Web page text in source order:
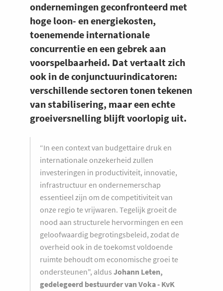
ondernemingen geconfronteerd met
hoge loon- en energiekosten,
toenemende internationale
concurrentie en een gebrek aan
voorspelbaarheid. Dat vertaalt zich
ook in de conjunctuurindicatoren:
verschillende sectoren tonen tekenen
van stabilisering, maar een echte
groeiversnelling blijft voorlopig uit.
“In een context van budgettaire druk en
internationale onzekerheid zullen
investeringen in productiviteit, innovatie,
infrastructuur en ondernemerschap
essentieel zijn om de competitiviteit van
onze regio te vrijwaren. Tegelijk groeit de
nood aan structurele hervormingen en een
geloofwaardig begrotingsbeleid, zodat de
overheid ook in de toekomst voldoende
ruimte behoudt om economische groei te
ondersteunen", aldus Johann Leten,
gedelegeerd bestuurder van Voka - KvK